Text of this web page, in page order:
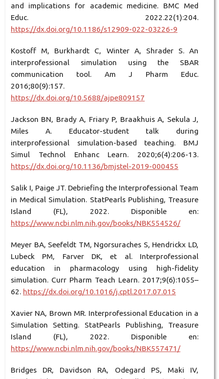
and implications for academic medicine. BMC Med
Educ. 2022.22(1):204.
https://dx.doi.org/10.1186/s12909-022-03226-9
Kostoff M, Burkhardt C, Winter A, Shrader S. An
interprofessional simulation using the SBAR
communication tool. Am J Pharm Educ.
2016;80(9):157.
https://dx.doi.org/10.5688/ajpe809157
Jackson BN, Brady A, Friary P, Braakhuis A, Sekula J,
Miles A. Educator-student talk during
interprofessional simulation-based teaching. BMJ
Simul Technol Enhanc Learn. 2020;6(4):206-13.
https://dx.doi.org/10.1136/bmjstel-2019-000455
Salik I, Paige JT. Debriefing the Interprofessional Team
in Medical Simulation. StatPearls Publishing, Treasure
Island (FL), 2022. Disponible en:
https://www.ncbi.nlm.nih.gov/books/NBK554526/
Meyer BA, Seefeldt TM, Ngorsuraches S, Hendrickx LD,
Lubeck PM, Farver DK, et al. Interprofessional
education in pharmacology using high-fidelity
simulation. Curr Pharm Teach Learn. 2017;9(6):1055–
62. https://dx.doi.org/10.1016/j.cptl.2017.07.015
Xavier NA, Brown MR. Interprofessional Education in a
Simulation Setting. StatPearls Publishing, Treasure
Island (FL), 2022. Disponible en:
https://www.ncbi.nlm.nih.gov/books/NBK557471/
Bridges DR, Davidson RA, Odegard PS, Maki IV,